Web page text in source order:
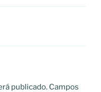
publicado. Campos